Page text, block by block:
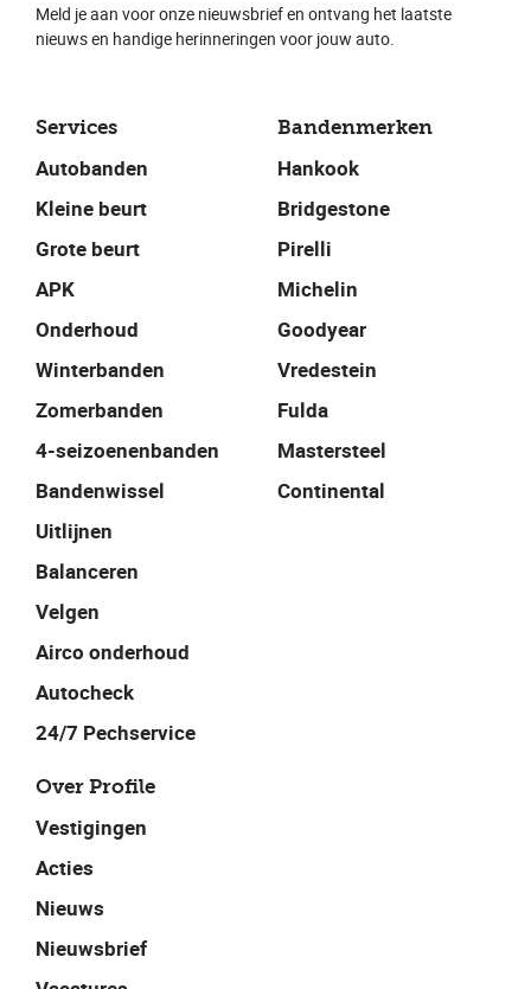
Services
Autobanden
Kleine beurt
Grote beurt
APK
Onderhoud
Winterbanden
Zomerbanden
4-seizoenenbanden
Bandenwissel
Uitlijnen
Balanceren
Velgen
Airco onderhoud
Autocheck
24/7 Pechservice
Bandenmerken
Hankook
Bridgestone
Pirelli
Michelin
Goodyear
Vredestein
Fulda
Mastersteel
Continental
Over Profile
Vestigingen
Acties
Nieuws
Nieuwsbrief
Meld je aan voor onze nieuwsbrief en ontvang het laatste
nieuws en handige herinneringen voor jouw auto.